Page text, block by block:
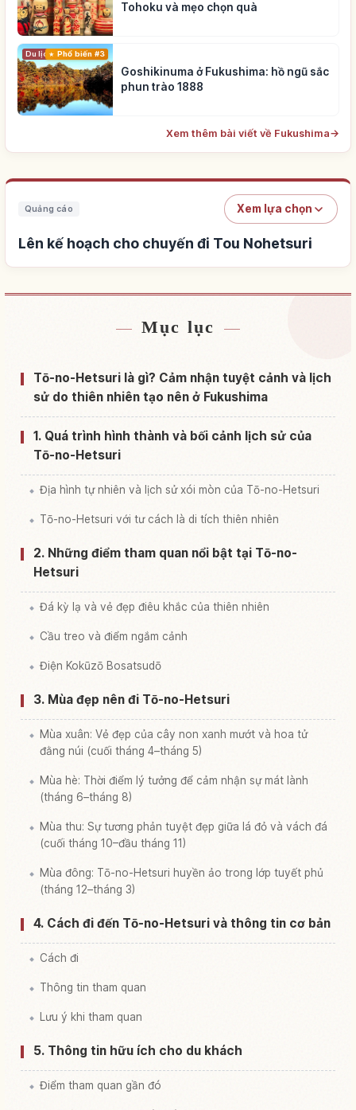
Tohoku và mẹo chọn quà
Du lịch Phổ biến #3
Goshikinuma ở Fukushima: hồ ngũ sắc
phun trào 1888
Xem thêm bài viết về Fukushima→
Quảng cáo Xem lựa chọn
Lên kế hoạch cho chuyến đi Tou Nohetsuri
Tìm chỗ ở gần Tou Nohetsuri
Tìm trải nghiệm tại Tou Nohetsuri↗
Mục lục
Tō-no-Hetsuri là gì? Cảm nhận tuyệt cảnh và lịch
sử do thiên nhiên tạo nên ở Fukushima
1. Quá trình hình thành và bối cảnh lịch sử của
Tō-no-Hetsuri
Địa hình tự nhiên và lịch sử xói mòn của Tō-no-Hetsuri
Tō-no-Hetsuri với tư cách là di tích thiên nhiên
2. Những điểm tham quan nổi bật tại Tō-no-
Hetsuri
Đá kỳ lạ và vẻ đẹp điêu khắc của thiên nhiên
Cầu treo và điểm ngắm cảnh
Điện Kokūzō Bosatsudō
3. Mùa đẹp nên đi Tō-no-Hetsuri
Mùa xuân: Vẻ đẹp của cây non xanh mướt và hoa tử
đằng núi (cuối tháng 4–tháng 5)
Mùa hè: Thời điểm lý tưởng để cảm nhận sự mát lành
(tháng 6–tháng 8)
Mùa thu: Sự tương phản tuyệt đẹp giữa lá đỏ và vách đá
(cuối tháng 10–đầu tháng 11)
Mùa đông: Tō-no-Hetsuri huyền ảo trong lớp tuyết phủ
(tháng 12–tháng 3)
4. Cách đi đến Tō-no-Hetsuri và thông tin cơ bản
Cách đi
Thông tin tham quan
Lưu ý khi tham quan
5. Thông tin hữu ích cho du khách
Điểm tham quan gần đó